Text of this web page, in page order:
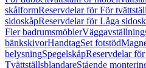
skålformReservdelar för För
sidoskåpReservdelar för Låga
Fler badrumsmöbler
bänkskivorHandtagSet fotstöd
belysningSpegelskåpReservdelar
TvättställsblandareStående